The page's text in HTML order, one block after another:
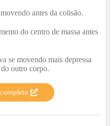
antes da colisão.
do centro de massa antes
se movendo mais depressa
outro corpo.